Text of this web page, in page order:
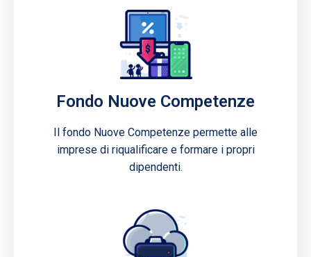
Fondo Nuove Competenze
Il fondo Nuove Competenze permette alle
imprese di riqualificare e formare i propri
dipendenti.